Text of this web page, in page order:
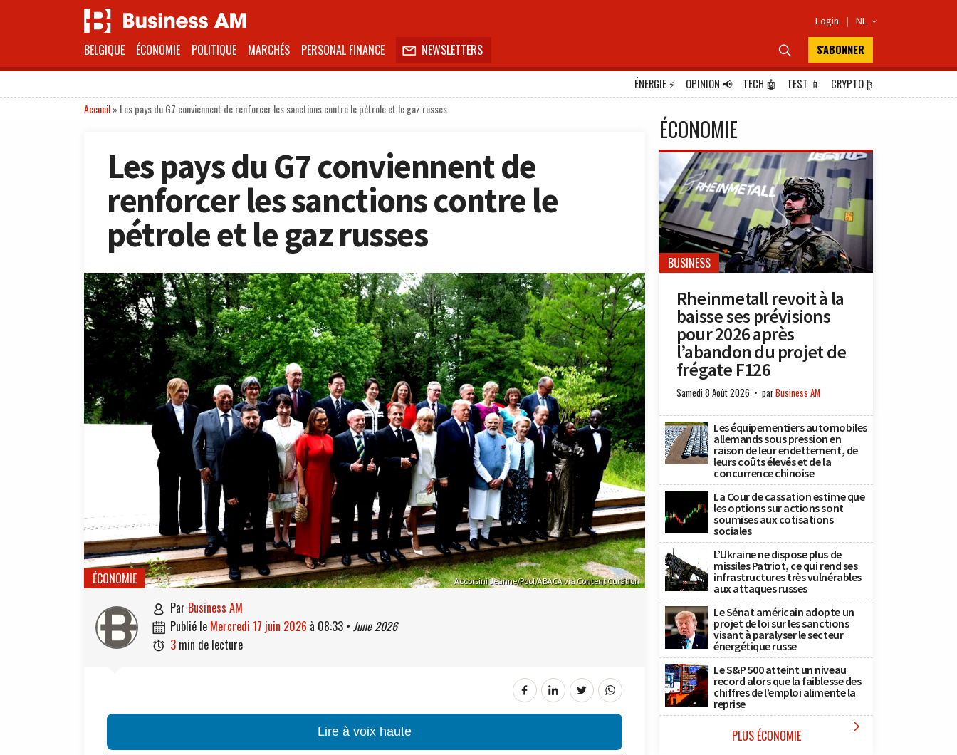
Login | NL 
BELGIQUE ÉCONOMIE POLITIQUE MARCHÉS PERSONAL FINANCE  NEWSLETTERS  S'ABONNER
ÉNERGIE⚡ OPINION📢 TECH 🤖 TEST 📱 CRYPTO₿
Accueil» Les pays du G7 conviennent de renforcer les sanctions contre le pétrole et le gaz russes
Les pays du G7 conviennent de
renforcer les sanctions contre le
pétrole et le gaz russes
Accorsini Jeanne/Pool/ABACA via Content Curation
ÉCONOMIE
 par Business AM
 publié le mercredi 17 juin 2026 à 08:33 • June 2026
 3 min de lecture
Lire à voix haute
ÉCONOMIE
BUSINESS
Rheinmetall revoit à la
baisse ses prévisions
pour 2026 après
l’abandon du projet de
frégate F126
Samedi 8 Août 2026 parBusiness AM
Les équipementiers automobiles
allemands sous pression en
raison de leur endettement, de
leurs coûts élevés et de la
concurrence chinoise
La Cour de cassation estime que
les options sur actions sont
soumises aux cotisations
sociales
L’Ukraine ne dispose plus de
missiles Patriot, ce qui rend ses
infrastructures très vulnérables
aux attaques russes
Le Sénat américain adopte un
projet de loi sur les sanctions
visant à paralyser le secteur
énergétique russe
Le S&P 500 atteint un niveau
record alors que la faiblesse des
chiffres de l’emploi alimente la
reprise
PLUS ÉCONOMIE 